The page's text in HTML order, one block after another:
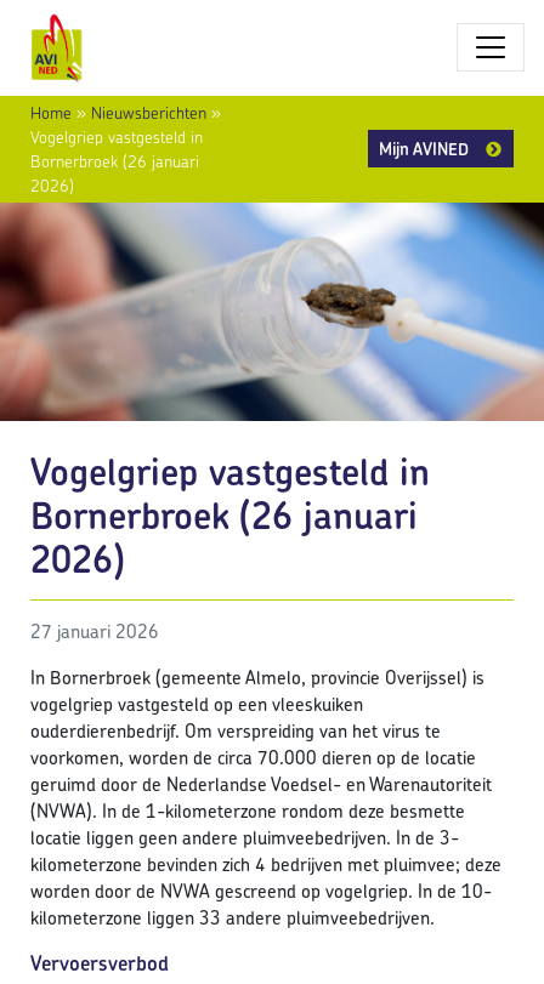
Home » Nieuwsberichten »
Vogelgriep vastgesteld in
Bornerbroek (26 januari
2026)
Mijn AVINED
Vogelgriep vastgesteld in
Bornerbroek (26 januari
2026)
27 januari 2026
In Bornerbroek (gemeente Almelo, provincie Overijssel) is
vogelgriep vastgesteld op een vleeskuiken
ouderdierenbedrijf. Om verspreiding van het virus te
voorkomen, worden de circa 70.000 dieren op de locatie
geruimd door de Nederlandse Voedsel- en Warenautoriteit
(NVWA). In de 1-kilometerzone rondom deze besmette
locatie liggen geen andere pluimveebedrijven. In de 3-
kilometerzone bevinden zich 4 bedrijven met pluimvee; deze
worden door de NVWA gescreend op vogelgriep. In de 10-
kilometerzone liggen 33 andere pluimveebedrijven.
Vervoersverbod